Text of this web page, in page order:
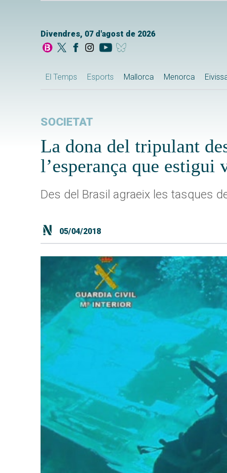
Divendres, 07 d'agost de 2026
El Temps Esports Mallorca Menorca
SOCIETAT
La dona del tripulant
l’esperança que estigui
Des del Brasil agraeix les tasques
05/04/2018